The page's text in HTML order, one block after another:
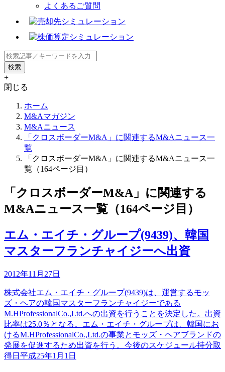
よくあるご質問
+
閉じる
ホーム
M&Aマガジン
M&Aニュース
「クロスボーダーM&A」に関連するM&Aニュース一
覧
「クロスボーダーM&A」に関連するM&Aニュース一
覧（164ページ目）
「クロスボーダーM&A」に関連する
M&Aニュース一覧（164ページ目）
エム・エイチ・グループ(9439)、韓国
マスターフランチャイジーへ出資
2012年11月27日
株式会社エム・エイチ・グループ(9439)は、運営するモッ
ズ・ヘアの韓国マスターフランチャイジーである
M.HProfessionalCo.,Ltd.への出資を行うことを決定した。出資
比率は25.0％となる。エム・エイチ・グループは、韓国にお
けるM.HProfessionalCo.,Ltd.の事業とモッズ・ヘアブランドの
発展を促進するため出資を行う。今後のスケジュール持分取
得日平成25年1月1日